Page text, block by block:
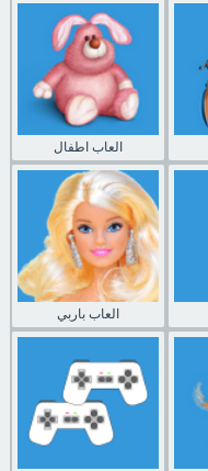
العاب اطفال
العاب باربي